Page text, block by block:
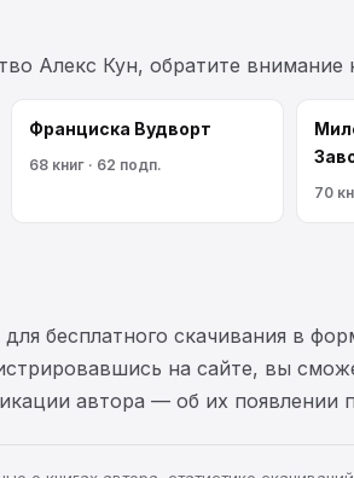
Алекс Кун, обратите
Франциска Вудворт
68 книг · 62 подп.
70
бесплатного скачивания в
на сайте, вы
автора — об их появлении